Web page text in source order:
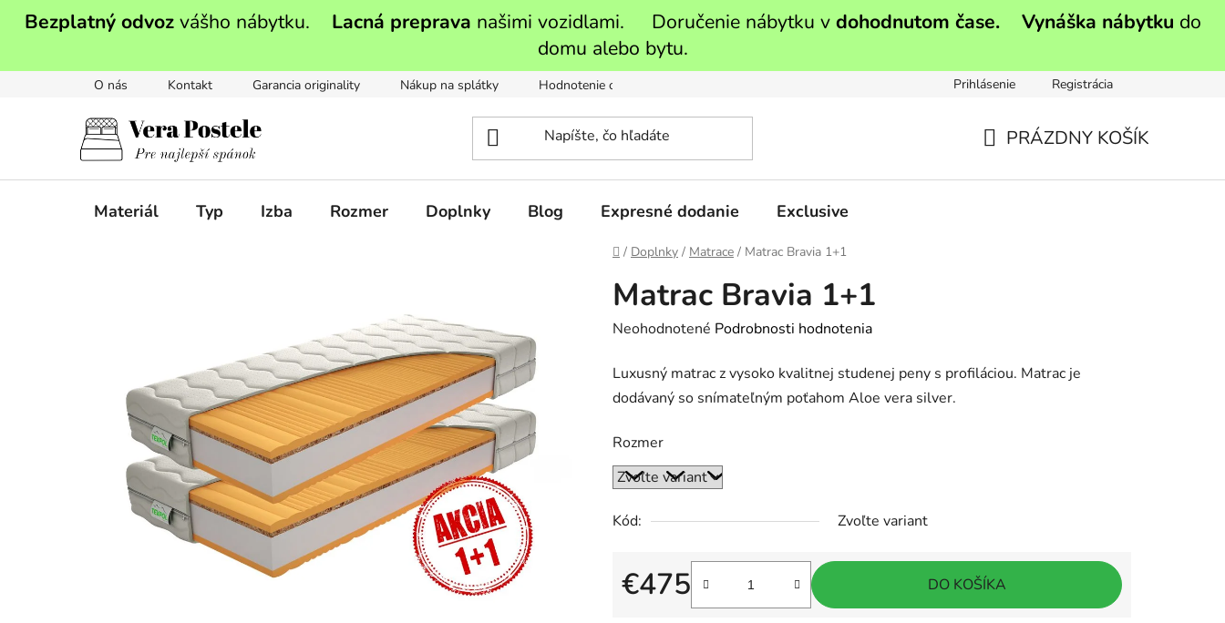
Bezplatný odvozvášho nábytku. Lacná preprava našimi vozidlami. Doručenie nábytku v dohodnutom čase. Vynáška nábytku do
domu alebo bytu.
O nás Kontakt Garancia originality Nákup na splátky Hodnotenie obchodu Prihlásenie Registrácia
PRÁZDNY KOŠÍK
Materiál Typ Izba Rozmer Doplnky Blog Expresné dodanie Exclusive
Domov
/ Doplnky / Matrace / Matrac Bravia 1+1
Matrac Bravia 1+1
Priemerné
produktu
je
z
5
Neohodnotené Podrobnosti hodnotenia
Luxusný matrac z vysoko kvalitnej studenej peny s profiláciou. Matrac je
dodávaný so snímateľným poťahom Aloe vera silver.
Rozmer
Kód: Zvoľte variant
€475
Jednotková cena:
DO KOŠÍKA